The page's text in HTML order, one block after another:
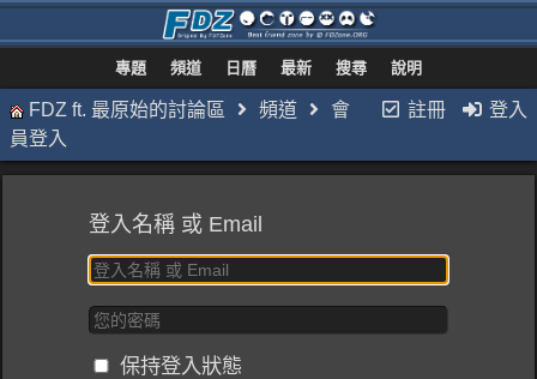
專題 頻道 日曆 最新 搜尋 說明
註冊 登入
FDZ ft. 最原始的討論區 頻道
會
員登入
登入名稱 或 Email
保持登入狀態